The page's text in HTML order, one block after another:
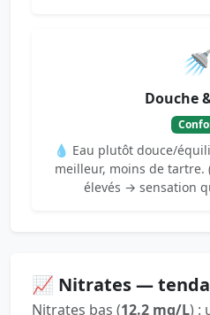
Douche
💧 Eau plutôt douce/
meilleur, moins de
élevés → sensation
📈 Nitrates —
Nitrates bas (12.2 mg/L) :